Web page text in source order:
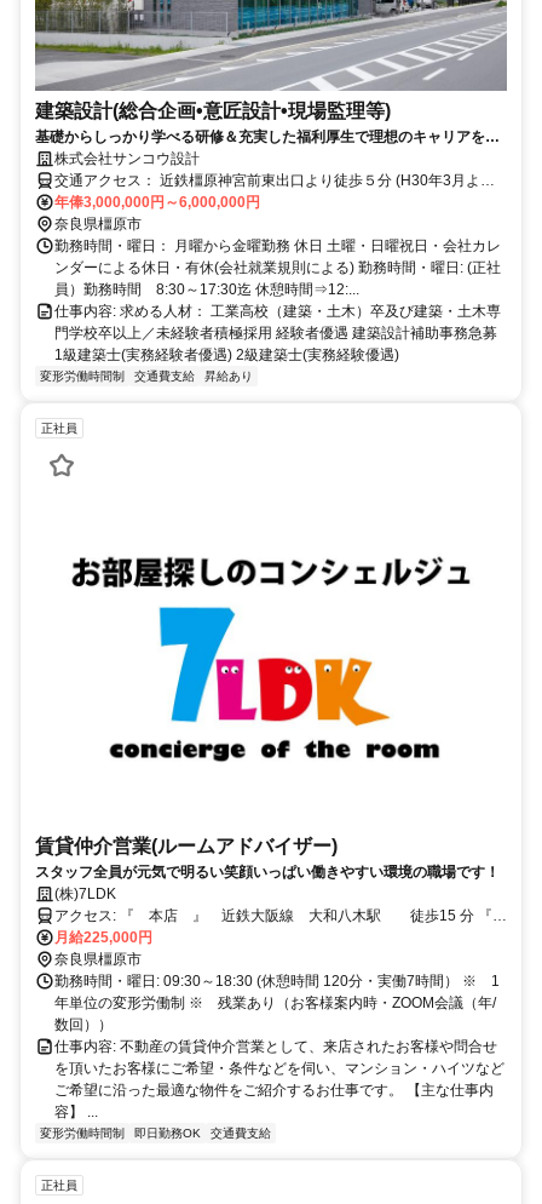
建築設計(総合企画•意匠設計•現場監理等)
基礎からしっかり学べる研修＆充実した福利厚生で理想のキャリアを創
造・国家資格取得祝金制度有・まちづくりは、人づくり・
株式会社サンコウ設計
交通アクセス： 近鉄橿原神宮前東出口より徒歩５分 (H30年3月より)
年俸3,000,000円～6,000,000円
奈良県橿原市
勤務時間・曜日： 月曜から金曜勤務 休日 土曜・日曜祝日・会社カレ
ンダーによる休日・有休(会社就業規則による) 勤務時間・曜日: (正社
員）勤務時間 8:30～17:30迄 休憩時間⇒12:...
仕事内容: 求める人材： 工業高校（建築・土木）卒及び建築・土木専
門学校卒以上／未経験者積極採用 経験者優遇 建築設計補助事務急募
1級建築士(実務経験者優遇) 2級建築士(実務経験優遇)
変形労働時間制 交通費支給 昇給あり
正社員
賃貸仲介営業(ルームアドバイザー)
スタッフ全員が元気で明るい笑顔いっぱい働きやすい環境の職場です！
(株)7LDK
アクセス: 『 本店 』 近鉄大阪線 大和八木駅 徒歩15 分 『
神宮前店 』 近鉄大阪線 橿原神宮前駅 徒歩3分
月給225,000円
奈良県橿原市
勤務時間・曜日: 09:30～18:30 (休憩時間 120分・実働7時間） ※ 1
年単位の変形労働制 ※ 残業あり（お客様案内時・ZOOM会議（年/
数回））
仕事内容: 不動産の賃貸仲介営業として、来店されたお客様や問合せ
を頂いたお客様にご希望・条件などを伺い、マンション・ハイツなど
ご希望に沿った最適な物件をご紹介するお仕事です。 【主な仕事内
容】 ...
変形労働時間制 即日勤務OK 交通費支給
正社員